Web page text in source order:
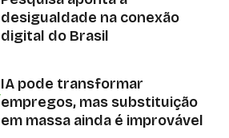
desigualdade na conexão
digital do Brasil
IA pode transformar
empregos, mas substituição
em massa ainda é improvável